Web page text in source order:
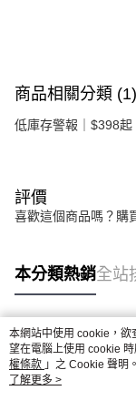
商品相關分類 (1)
低庫存警報｜$398起
評價
喜歡這個商品嗎？購
本分類熱銷全站
熱門標籤
本網站中使用 cookie，欲
望在電腦上使用 cookie
權條款 」之 Cookie 聲明
用條款之 Cookie 聲明使
了解更多 >